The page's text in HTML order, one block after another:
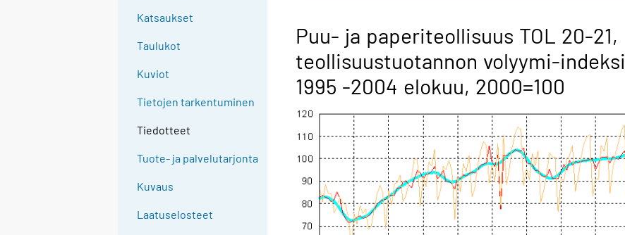
Katsaukset
Taulukot
Kuviot
Tietojen tarkentuminen
Tiedotteet
Tuote- ja palvelutarjonta
Kuvaus
Laatuselosteet
Puu- ja paperiteollisuus TOL 20-21,
teollisuustuotannon volyymi-indeksi
1995 -2004 elokuu, 2000=100